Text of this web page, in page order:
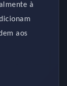
à
aos